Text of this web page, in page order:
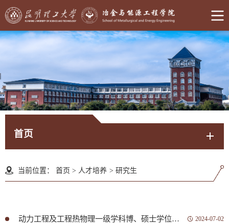
首页
当前位置： 首页 > 人才培养 > 研究生
动力工程及工程热物理一级学科博、硕士学位授权点介绍 2024-07-02